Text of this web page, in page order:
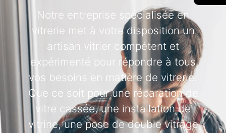
Notre entreprise spécialisée en
vitrerie met à votre disposition un
artisan vitrier compétent et
expérimenté pour répondre à tous
vos besoins en matière de vitrerie.
Que ce soit pour une réparation de
vitre cassée, une installation de
vitrine, une pose de double vitrage